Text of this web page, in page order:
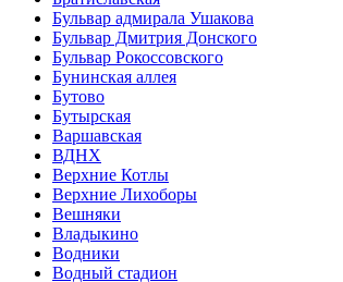
Бульвар адмирала Ушакова
Бульвар Дмитрия Донского
Бульвар Рокоссовского
Бунинская аллея
Бутово
Бутырская
Варшавская
ВДНХ
Верхние Котлы
Верхние Лихоборы
Вешняки
Владыкино
Водники
Водный стадион